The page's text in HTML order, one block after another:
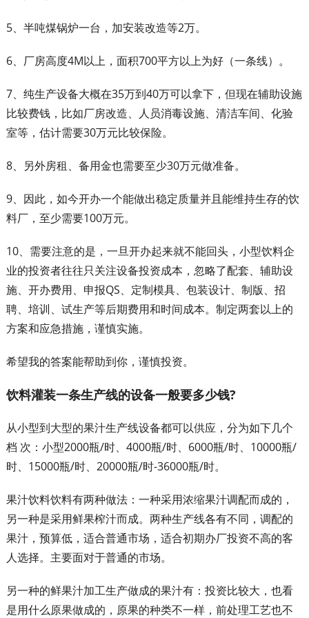
5、半吨煤锅炉一台，加安装改造等2万。
6、厂房高度4M以上，面积700平方以上为好（一条线）。
7、纯生产设备大概在35万到40万可以拿下，但现在辅助设施
比较费钱，比如厂房改造、人员消毒设施、清洁车间、化验
室等，估计需要30万元比较保险。
8、另外房租、备用金也需要至少30万元做准备。
9、因此，如今开办一个能做出稳定质量并且能维持生存的饮
料厂，至少需要100万元。
10、需要注意的是，一旦开办起来就不能回头，小型饮料企
业的投资者往往只关注设备投资成本，忽略了配套、辅助设
施、开办费用、申报QS、定制模具、包装设计、制版、招
聘、培训、试生产等后期费用和时间成本。制定两套以上的
方案和应急措施，谨慎实施。
希望我的答案能帮助到你，谨慎投资。
饮料灌装一条生产线的设备一般要多少钱?
从小型到大型的果汁生产线设备都可以供应，分为如下几个
档 次：小型2000瓶/时、4000瓶/时、6000瓶/时、10000瓶/
时、15000瓶/时、20000瓶/时-36000瓶/时。
果汁饮料饮料有两种做法：一种采用浓缩果汁调配而成的，
另一种是采用鲜果榨汁而成。两种生产线各有不同，调配的
果汁，预算低，适合普通市场，适合初期办厂投资不高的客
人选择。主要面对于普通的市场。
另一种的鲜果汁加工生产做成的果汁有：投资比较大，也看
是用什么原果做成的，原果的种类不一样，前处理工艺也不